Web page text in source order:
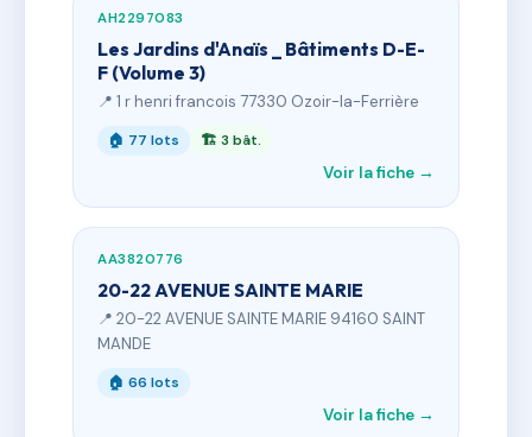
AH2297083
Les Jardins d'Anaïs _ Bâtiments D-E-
F (Volume 3)
📍 1 r henri francois 77330 Ozoir-la-Ferrière
🏠 77 lots 🏗 3 bât.
Voir la fiche →
AA3820776
20-22 AVENUE SAINTE MARIE
📍 20-22 AVENUE SAINTE MARIE 94160 SAINT
MANDE
🏠 66 lots
Voir la fiche →